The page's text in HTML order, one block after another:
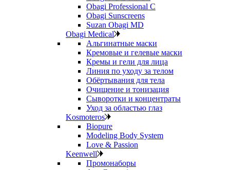
Obagi Professional C
Obagi Sunscreens
Suzan Obagi MD
Obagi Medical
Альгинатные маски
Кремовые и гелевые маски
Кремы и гели для лица
Линия по уходу за телом
Обёртывания для тела
Очищение и тонизация
Сыворотки и концентраты
Уход за областью глаз
Kosmoteros
Biopure
Modeling Body System
Love & Passion
Keenwell
Промонаборы